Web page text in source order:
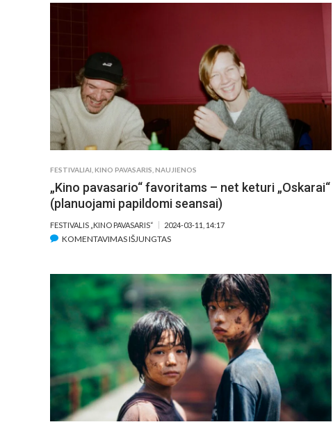
„INTERESŲ
ŽADINTUVAS“
FESTIVALIAI KINO PAVASARIS NAUJIENOS
„Kino pavasario“ favoritams – net keturi „Oskarai“
(planuojami papildomi seansai)
FESTIVALIS „KINO PAVASARIS“ 2024-03-11, 14:17
KOMENTAVIMAS IŠJUNGTASĮRAŠE
FAVORITAMS
–
NET
KETURI
„OSKARAI“
(PLANUOJAMI
PAPILDOMI
SEANSAI)